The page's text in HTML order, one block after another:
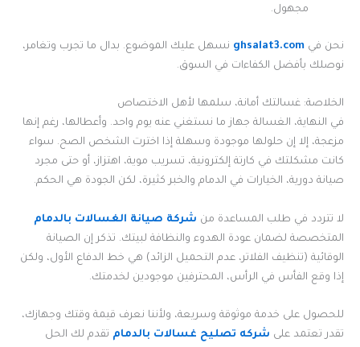
مجهول.
نحن في ghsalat3.com نسهل عليك الموضوع. بدال ما تجرب وتغامر،
نوصلك بأفضل الكفاءات في السوق.
الخلاصة: غسالتك أمانة، سلمها لأهل الاختصاص
في النهاية، الغسالة جهاز ما نستغني عنه يوم واحد. وأعطالها، رغم إنها
مزعجة، إلا إن حلولها موجودة وسهلة إذا اخترت الشخص الصح. سواء
كانت مشكلتك في كارتة إلكترونية، تسريب موية، اهتزاز، أو حتى مجرد
صيانة دورية، الخيارات في الدمام والخبر كثيرة، لكن الجودة هي الحكم.
لا تتردد في طلب المساعدة من شركة صيانة الغسالات بالدمام
المتخصصة لضمان عودة الهدوء والنظافة لبيتك. تذكر إن الصيانة
الوقائية (تنظيف الفلاتر، عدم التحميل الزائد) هي خط الدفاع الأول، ولكن
إذا وقع الفأس في الرأس، المحترفين موجودين لخدمتك.
للحصول على خدمة موثوقة وسريعة، ولأننا نعرف قيمة وقتك وجهازك،
تقدر تعتمد على شركه تصليح غسالات بالدمام تقدم لك الحل